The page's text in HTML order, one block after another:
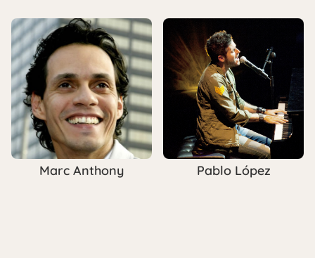
Marc Anthony Pablo López